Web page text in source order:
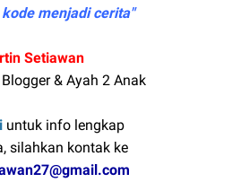
menjadi cerita"
Setiawan
& Ayah 2 Anak
untuk info lengkap
silahkan kontak ke